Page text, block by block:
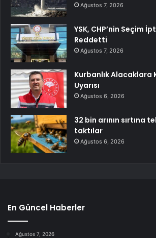
Ağustos 7, 2026
YSK, CHP’nin Seçim
Reddetti
Ağustos 7, 2026
Kurbanlık Alacaklara
Uyarısı
Ağustos 6, 2026
32 bin arının sırtına
taktılar
Ağustos 6, 2026
En Güncel Haberler
Ağustos 7, 2026